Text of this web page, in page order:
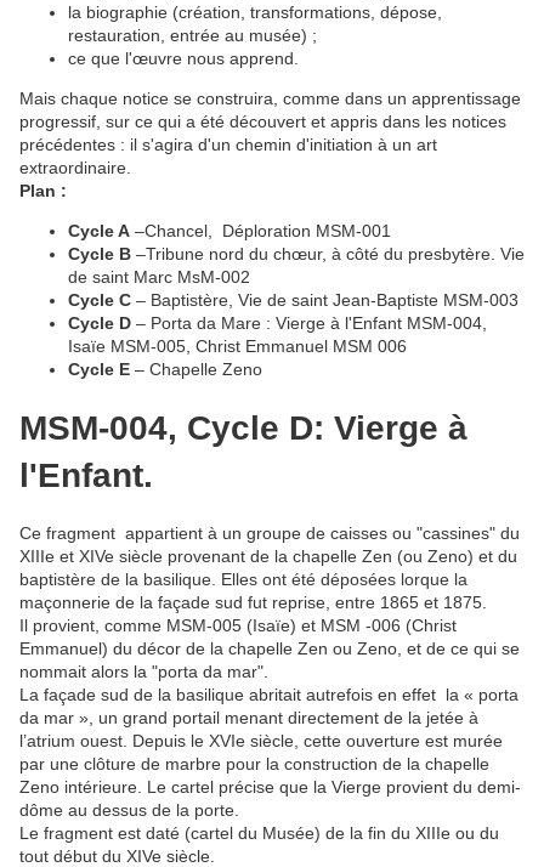
la biographie (création, transformations, dépose,
restauration, entrée au musée) ;
ce que l'œuvre nous apprend.
Mais chaque notice se construira, comme dans un apprentissage
progressif, sur ce qui a été découvert et appris dans les notices
précédentes : il s'agira d'un chemin d'initiation à un art
extraordinaire.
Plan :
Cycle A –Chancel, Déploration MSM-001
Cycle B –Tribune nord du chœur, à côté du presbytère. Vie
de saint Marc MsM-002
Cycle C – Baptistère, Vie de saint Jean-Baptiste MSM-003
Cycle D – Porta da Mare : Vierge à l'Enfant MSM-004,
Isaïe MSM-005, Christ Emmanuel MSM 006
Cycle E – Chapelle Zeno
MSM-004, Cycle D: Vierge à
l'Enfant.
Ce fragment appartient à un groupe de caisses ou "cassines" du
XIIIe et XIVe siècle provenant de la chapelle Zen (ou Zeno) et du
baptistère de la basilique. Elles ont été déposées lorque la
maçonnerie de la façade sud fut reprise, entre 1865 et 1875.
Il provient, comme MSM-005 (Isaïe) et MSM -006 (Christ
Emmanuel) du décor de la chapelle Zen ou Zeno, et de ce qui se
nommait alors la "porta da mar".
La façade sud de la basilique abritait autrefois en effet la « porta
da mar », un grand portail menant directement de la jetée à
l’atrium ouest. Depuis le XVIe siècle, cette ouverture est murée
par une clôture de marbre pour la construction de la chapelle
Zeno intérieure. Le cartel précise que la Vierge provient du demi-
dôme au dessus de la porte.
Le fragment est daté (cartel du Musée) de la fin du XIIIe ou du
tout début du XIVe siècle.